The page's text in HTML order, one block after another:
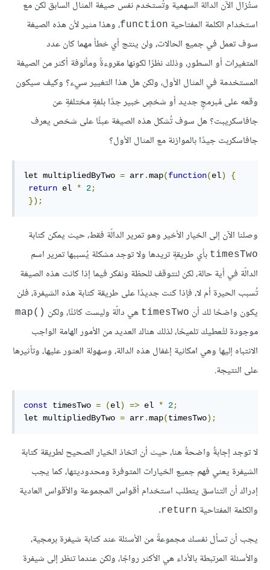
ستُزال الآن الدالّة السهمية وتُستخدم نفس صيغة المثال السابق لكن مع
استخدام الكلمة المفتاحية function، وهذا مثير لأن هذه الصيغة
سوف تعمل في جميع الحالات، ولن ينتج أي خطأ مهما كان عدد
المتغيرات أو السطور، وذلك نظرًا لكونها مقروءةً ومألوفة أكثر من الصيغة
المستخدمة في المثال الأول، ولكن هل هذا التغيير سيء؟ وكيف سيكون
وقعه على مُبرمجٍ جديد أو شخصٍ خبير جدًا بلغةٍ مختلفةٍ عن
جافاسكريبت؟ هل سوف تُشكل هذه الصيغة عبئًا على شخص يعرف
جافاسكربت جيدًا بالموازنة مع المثال الأول؟
let multipliedByTwo = arr.map(function(el)
{
return el * 2;
});
وصلنا الآن إلى الخيار الأخير وهو تمرير الدالّة فقط، حيث يمكن كتابة
timesTwo بأي طريقةٍ تريدها ولا توجد مشكلة يُسببها تمرير اسم
الدالّة في أية حالة، لكن لنتوقف للحظة ونفكر فيما إذا كانت هذه الصيغة
تُسبب الحيرة أم لا، فإذا كنت جديدًا على طريقة كتابة هذه الشيفرة، فلن
يكون واضحًا لك أن timesTwo هي دالّة وليست كائنًا، ولكن map()‎
موجودة لتُعطيك تلميحًا، لذلك هناك العديد من الأمور الهامة الواجب
الانتباه إليها وهي امكانية إغفال هذه الدالة، وسهولة العثور عليها، وتأثيرها
على النتيجة.
const timesTwo = (el) => el * 2;
let multipliedByTwo = arr.map(timesTwo);
لا توجد إجابةٌ واضحةٌ هنا، حيث أن اتخاذ الخيار الصحيح لطريقة كتابة
الشيفرة يعني فهم جميع الخيارات المتوفرة ومحدوديتها، كما يجب
إدراك أن التناسق يتطلب استخدام أقواس المجموعة والأقواس العادية
والكلمة المفتاحية return
.
يجب أن تسأل نفسك مجموعةً من الأسئلة عند كتابة شيفرة برمجية،
والأسئلة المرتبطة بالأداء هي الأكثر رواجًا، ولكن عندما تنظر إلى شيفرة